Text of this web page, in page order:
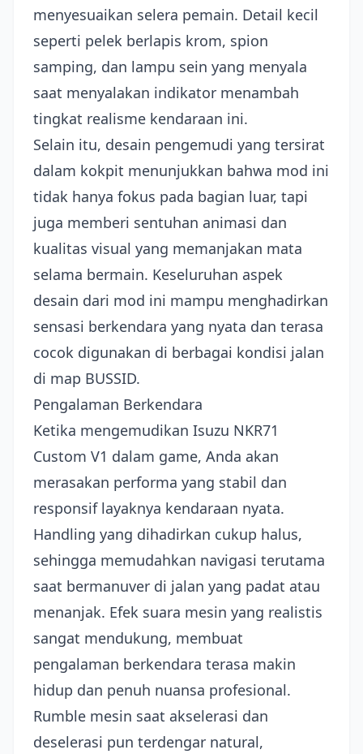
menyesuaikan selera pemain. Detail kecil
seperti pelek berlapis krom, spion
samping, dan lampu sein yang menyala
saat menyalakan indikator menambah
tingkat realisme kendaraan ini.
Selain itu, desain pengemudi yang tersirat
dalam kokpit menunjukkan bahwa mod ini
tidak hanya fokus pada bagian luar, tapi
juga memberi sentuhan animasi dan
kualitas visual yang memanjakan mata
selama bermain. Keseluruhan aspek
desain dari mod ini mampu menghadirkan
sensasi berkendara yang nyata dan terasa
cocok digunakan di berbagai kondisi jalan
di map BUSSID.
Pengalaman Berkendara
Ketika mengemudikan Isuzu NKR71
Custom V1 dalam game, Anda akan
merasakan performa yang stabil dan
responsif layaknya kendaraan nyata.
Handling yang dihadirkan cukup halus,
sehingga memudahkan navigasi terutama
saat bermanuver di jalan yang padat atau
menanjak. Efek suara mesin yang realistis
sangat mendukung, membuat
pengalaman berkendara terasa makin
hidup dan penuh nuansa profesional.
Rumble mesin saat akselerasi dan
deselerasi pun terdengar natural,